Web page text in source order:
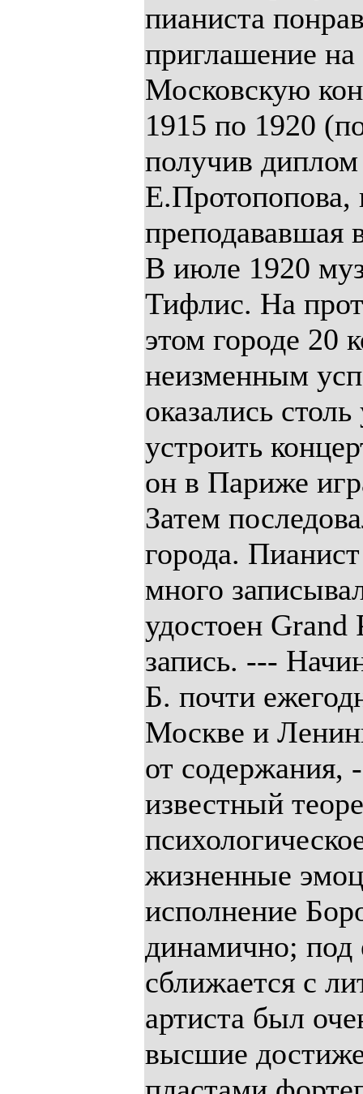
пианиста
приглашение
Московскую
1915 по 1920
получив
Е.Протопопова,
преподававшая
В июле 1920
Тифлис. На
этом городе 20
неизменным
оказались
устроить
он в Париже
Затем
города.
много
удостоен
запись. ---
Б. почти
Москве и
от содержания,
известный
жизненные
исполнение
динамично; под
сближается с
артиста был
высшие